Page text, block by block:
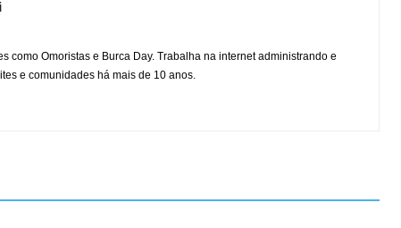
como Omoristas e Burca Day. Trabalha na internet administrando e
e comunidades há mais de 10 anos.